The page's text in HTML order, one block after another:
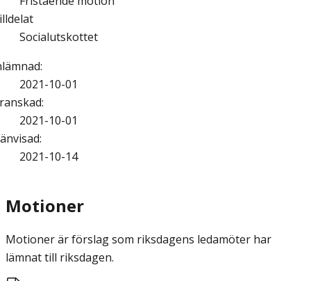
Socialutskottet
:
2021-10-01
:
2021-10-01
:
2021-10-14
Motioner
Motioner är förslag som riksdagens ledamöter har
lämnat till riksdagen.